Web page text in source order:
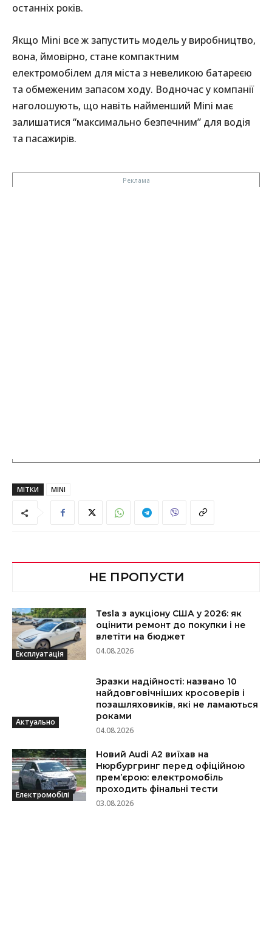
останніх років.
Якщо Mini все ж запустить модель у виробництво,
вона, ймовірно, стане компактним
електромобілем для міста з невеликою батареєю
та обмеженим запасом ходу. Водночас у компанії
наголошують, що навіть найменший Mini має
залишатися “максимально безпечним” для водія
та пасажирів.
МІТКИ MINI
НЕ ПРОПУСТИ
Експлуатація
Tesla з аукціону США у 2026: як
оцінити ремонт до покупки і не
влетіти на бюджет
04.08.2026
Актуально
Зразки надійності: названо 10
найдовговічніших кросоверів і
позашляховиків, які не ламаються
роками
04.08.2026
Електромобілі
Новий Audi A2 виїхав на
Нюрбургринг перед офіційною
прем’єрою: електромобіль
проходить фінальні тести
03.08.2026